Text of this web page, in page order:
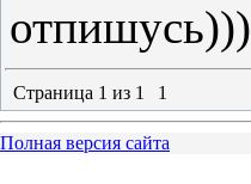
отпишусь)))
Страница 1 из 1 1
Полная версия сайта